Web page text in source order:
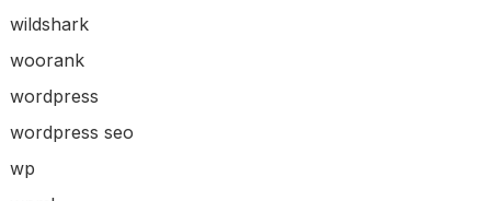
wildshark
woorank
wordpress
wordpress seo
wp